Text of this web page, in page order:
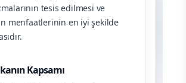
tesis edilmesi ve
menfaatlerinin en iyi şekilde
Kapsamı